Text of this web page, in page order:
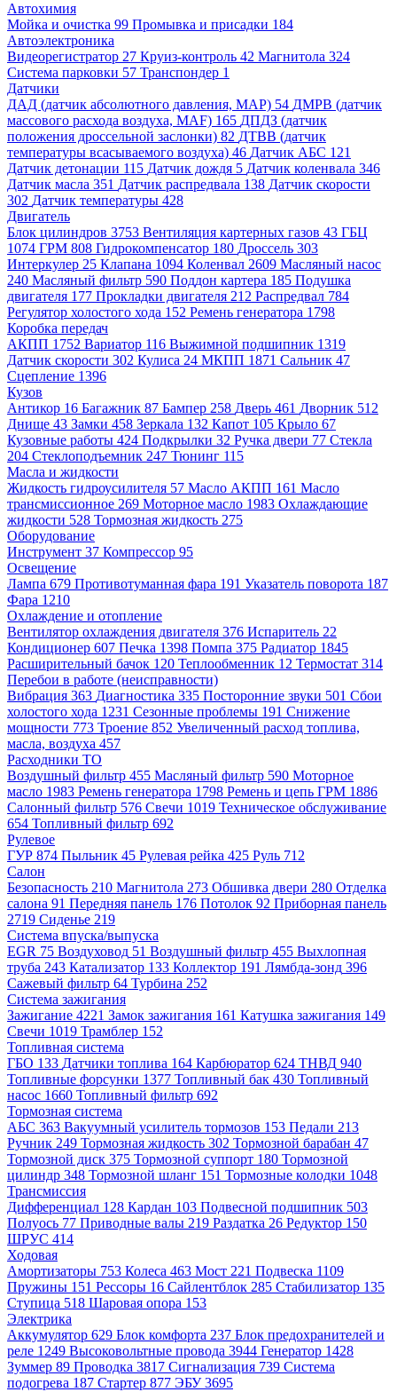
Автохимия
Мойка и очистка 99 Промывка и присадки 184
Автоэлектроника
Видеорегистратор 27 Круиз-контроль 42 Магнитола 324
Система парковки 57 Транспондер 1
Датчики
ДАД (датчик абсолютного давления, MAP) 54 ДМРВ (датчик
массового расхода воздуха, MAF) 165 ДПДЗ (датчик
положения дроссельной заслонки) 82 ДТВВ (датчик
температуры всасываемого воздуха) 46 Датчик АБС 121
Датчик детонации 115 Датчик дождя 5 Датчик коленвала 346
Датчик масла 351 Датчик распредвала 138 Датчик скорости
302 Датчик температуры 428
Двигатель
Блок цилиндров 3753 Вентиляция картерных газов 43 ГБЦ
1074 ГРМ 808 Гидрокомпенсатор 180 Дроссель 303
Интеркулер 25 Клапана 1094 Коленвал 2609 Масляный насос
240 Масляный фильтр 590 Поддон картера 185 Подушка
двигателя 177 Прокладки двигателя 212 Распредвал 784
Регулятор холостого хода 152 Ремень генератора 1798
Коробка передач
АКПП 1752 Вариатор 116 Выжимной подшипник 1319
Датчик скорости 302 Кулиса 24 МКПП 1871 Сальник 47
Сцепление 1396
Кузов
Антикор 16 Багажник 87 Бампер 258 Дверь 461 Дворник 512
Днище 43 Замки 458 Зеркала 132 Капот 105 Крыло 67
Кузовные работы 424 Подкрылки 32 Ручка двери 77 Стекла
204 Стеклоподъемник 247 Тюнинг 115
Масла и жидкости
Жидкость гидроусилителя 57 Масло АКПП 161 Масло
трансмиссионное 269 Моторное масло 1983 Охлаждающие
жидкости 528 Тормозная жидкость 275
Оборудование
Инструмент 37 Компрессор 95
Освещение
Лампа 679 Противотуманная фара 191 Указатель поворота 187
Фара 1210
Охлаждение и отопление
Вентилятор охлаждения двигателя 376 Испаритель 22
Кондиционер 607 Печка 1398 Помпа 375 Радиатор 1845
Расширительный бачок 120 Теплообменник 12 Термостат 314
Перебои в работе (неисправности)
Вибрация 363 Диагностика 335 Посторонние звуки 501 Сбои
холостого хода 1231 Сезонные проблемы 191 Снижение
мощности 773 Троение 852 Увеличенный расход топлива,
масла, воздуха 457
Расходники ТО
Воздушный фильтр 455 Масляный фильтр 590 Моторное
масло 1983 Ремень генератора 1798 Ремень и цепь ГРМ 1886
Салонный фильтр 576 Свечи 1019 Техническое обслуживание
654 Топливный фильтр 692
Рулевое
ГУР 874 Пыльник 45 Рулевая рейка 425 Руль 712
Салон
Безопасность 210 Магнитола 273 Обшивка двери 280 Отделка
салона 91 Передняя панель 176 Потолок 92 Приборная панель
2719 Сиденье 219
Система впуска/выпуска
EGR 75 Воздуховод 51 Воздушный фильтр 455 Выхлопная
труба 243 Катализатор 133 Коллектор 191 Лямбда-зонд 396
Сажевый фильтр 64 Турбина 252
Система зажигания
Зажигание 4221 Замок зажигания 161 Катушка зажигания 149
Свечи 1019 Трамблер 152
Топливная система
ГБО 133 Датчики топлива 164 Карбюратор 624 ТНВД 940
Топливные форсунки 1377 Топливный бак 430 Топливный
насос 1660 Топливный фильтр 692
Тормозная система
АБС 363 Вакуумный усилитель тормозов 153 Педали 213
Ручник 249 Тормозная жидкость 302 Тормозной барабан 47
Тормозной диск 375 Тормозной суппорт 180 Тормозной
цилиндр 348 Тормозной шланг 151 Тормозные колодки 1048
Трансмиссия
Дифференциал 128 Кардан 103 Подвесной подшипник 503
Полуось 77 Приводные валы 219 Раздатка 26 Редуктор 150
ШРУС 414
Ходовая
Амортизаторы 753 Колеса 463 Мост 221 Подвеска 1109
Пружины 151 Рессоры 16 Сайлентблок 285 Стабилизатор 135
Ступица 518 Шаровая опора 153
Электрика
Аккумулятор 629 Блок комфорта 237 Блок предохранителей и
реле 1249 Высоковольтные провода 3944 Генератор 1428
Зуммер 89 Проводка 3817 Сигнализация 739 Система
подогрева 187 Стартер 877 ЭБУ 3695